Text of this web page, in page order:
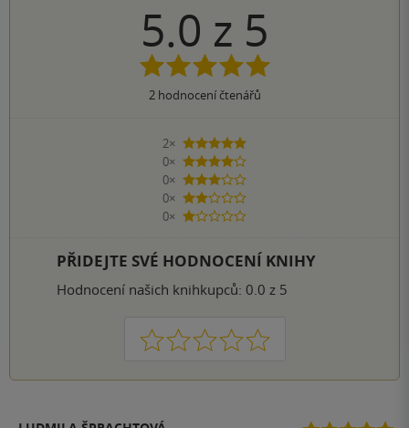
5.0 z 5
2hodnocení čtenářů
2×
5 hvězdiček
0×
4 hvězdičky
0×
3 hvězdičky
0×
2 hvězdičky
0×
1 hvezdička
PŘIDEJTE SVÉ HODNOCENÍ KNIHY
Hodnocení našich knihkupců: 0.0 z 5
1 2 3 4 5